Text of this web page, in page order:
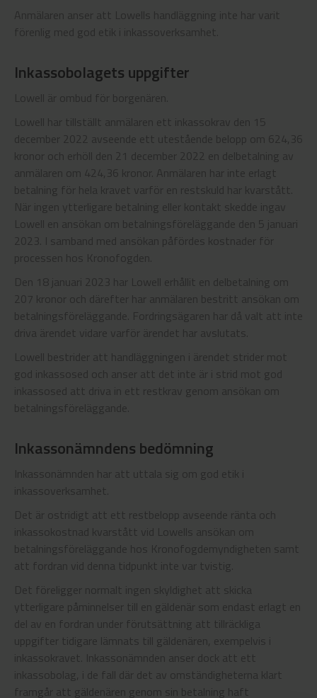
Anmälaren anser att Lowells handläggning inte har varit
förenlig med god etik i inkassoverksamhet.
Inkassobolagets uppgifter
Lowell är ombud för borgenären.
Lowell har tillställt anmälaren ett inkassokrav den 15
december 2022 avseende ett utestående belopp om 624,36
kronor och erhöll den 21 december 2022 en delbetalning av
anmälaren om 424,36 kronor. Anmälaren har inte erlagt
betalning för hela kravet varför en restskuld har kvarstått.
När ingen ytterligare betalning eller kontakt skedde ingav
Lowell en ansökan om betalningsföreläggande den 5 januari
2023. I samband med ansökan påfördes kostnader för
processen hos Kronofogden.
Den 18 januari 2023 har Lowell erhållit en delbetalning om
207 kronor och därefter har anmälaren bestritt ansökan om
betalningsföreläggande. Fordringsägaren har då valt att inte
driva ärendet vidare varför ärendet har avslutats.
Lowell bestrider att handläggningen i ärendet strider mot
god inkassosed och anser att det inte är i strid mot god
inkassosed att driva in ett restkrav genom ansökan om
betalningsföreläggande.
Inkassonämndens bedömning
Inkassonämnden har att uttala sig om god etik i
inkassoverksamhet.
Det är ostridigt att ett restbelopp avseende ränta och
inkassokostnad kvarstått vid Lowells ansökan om
betalningsföreläggande hos Kronofogdemyndigheten samt
att fordran vid denna tidpunkt inte var tvistig.
Det föreligger normalt ingen skyldighet att skicka
ytterligare påminnelser till en gäldenär som endast erlagt en
del av en fordran under förutsättning att tillräckliga
uppgifter tidigare lämnats till gäldenären, exempelvis i
inkassokravet. Inkassonämnden anser dock att ett
inkassobolag, i de fall där det av omständigheterna klart
framgår att gäldenären genom sin betalning haft